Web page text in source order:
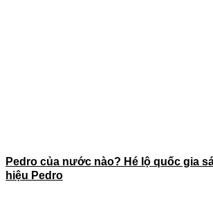
Pedro của nước nào? Hé lộ quốc gia
hiệu Pedro